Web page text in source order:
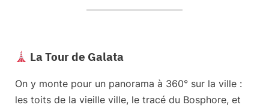
La Tour de Galata
On y monte pour un panorama à 360° sur la ville :
les toits de la vieille ville, le tracé du Bosphore, et